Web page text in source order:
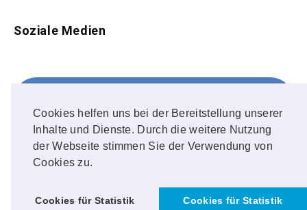
Cookies helfen uns bei der Bereitstellung unserer
Inhalte und Dienste. Durch die weitere Nutzung
der Webseite stimmen Sie der Verwendung von
Cookies zu.
Cookies für Statistik Cookies für Statistik
Soziale Medien
FOLLOW ME!
Instagram
OUR PHOTOS!